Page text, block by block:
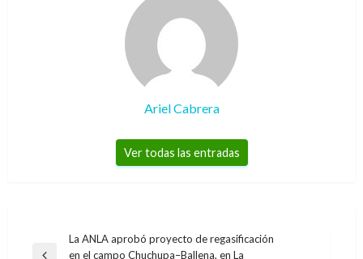
Ariel Cabrera
Ver todas las entradas
Navegación
La ANLA aprobó proyecto de regasificación
en el campo Chuchupa–Ballena, en La